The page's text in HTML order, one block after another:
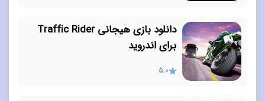
دانلود بازی هیجانی Traffic Rider
برای اندروید
5.0